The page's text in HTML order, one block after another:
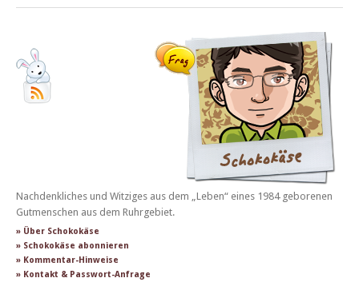
Nachdenkliches und Witziges aus dem „Leben“ eines 1984 geborenen
Gutmenschen aus dem Ruhrgebiet.
» Über Schokokäse
» Schokokäse abonnieren
» Kommentar-Hinweise
» Kontakt & Passwort-Anfrage